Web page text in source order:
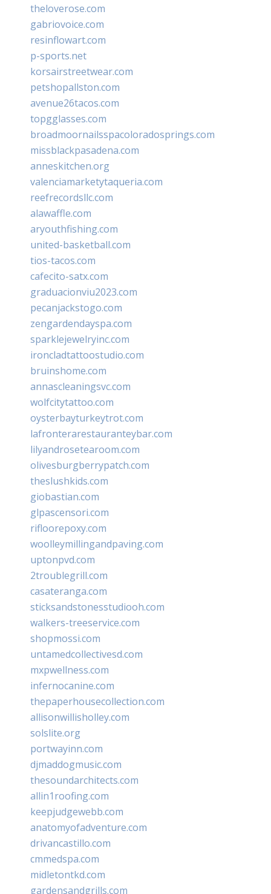
theloverose.com
gabriovoice.com
resinflowart.com
p-sports.net
korsairstreetwear.com
petshopallston.com
avenue26tacos.com
topgglasses.com
broadmoornailsspacoloradosprings.com
missblackpasadena.com
anneskitchen.org
valenciamarketytaqueria.com
reefrecordsllc.com
alawaffle.com
aryouthfishing.com
united-basketball.com
tios-tacos.com
cafecito-satx.com
graduacionviu2023.com
pecanjackstogo.com
zengardendayspa.com
sparklejewelryinc.com
ironcladtattoostudio.com
bruinshome.com
annascleaningsvc.com
wolfcitytattoo.com
oysterbayturkeytrot.com
lafronterarestauranteybar.com
lilyandrosetearoom.com
olivesburgberrypatch.com
theslushkids.com
giobastian.com
glpascensori.com
rifloorepoxy.com
woolleymillingandpaving.com
uptonpvd.com
2troublegrill.com
casateranga.com
sticksandstonesstudiooh.com
walkers-treeservice.com
shopmossi.com
untamedcollectivesd.com
mxpwellness.com
infernocanine.com
thepaperhousecollection.com
allisonwillisholley.com
solslite.org
portwayinn.com
djmaddogmusic.com
thesoundarchitects.com
allin1roofing.com
keepjudgewebb.com
anatomyofadventure.com
drivancastillo.com
cmmedspa.com
midletontkd.com
gardensandgrills.com